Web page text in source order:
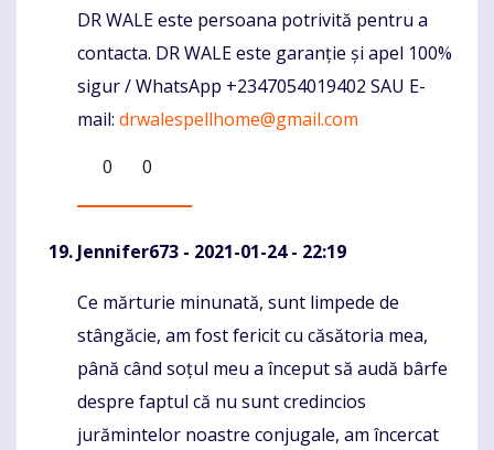
DR WALE este persoana potrivită pentru a
contacta. DR WALE este garanție și apel 100%
sigur / WhatsApp +2347054019402 SAU E-
mail: drwalespellhome@gmail.com
0
0
Jennifer673 - 2021-01-24 - 22:19
Komentaras
Ce mărturie minunată, sunt limpede de
stângăcie, am fost fericit cu căsătoria mea,
până când soțul meu a început să audă bârfe
despre faptul că nu sunt credincios
jurămintelor noastre conjugale, am încercat